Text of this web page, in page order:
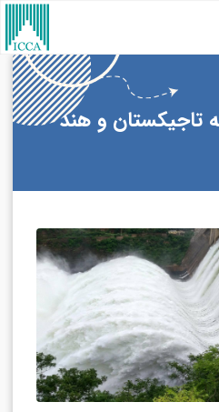
تاجیکستان و هند